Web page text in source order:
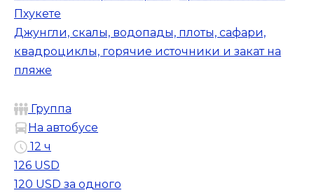
Пхукете
Джунгли, скалы, водопады, плоты, сафари,
квадроциклы, горячие источники и закат на
пляже
Группа
На автобусе
12 ч
126 USD
120 USD за одного